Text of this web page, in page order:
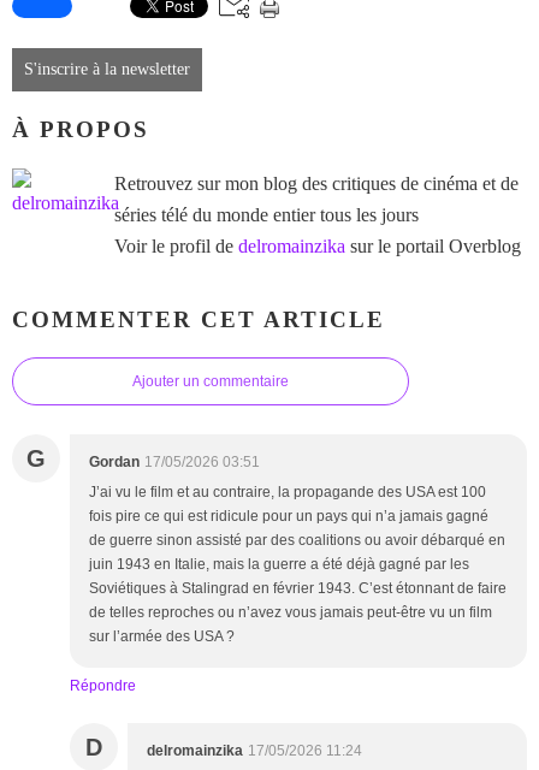
S'inscrire à la newsletter
À PROPOS
Retrouvez sur mon blog des critiques de cinéma et de
séries télé du monde entier tous les jours
Voir le profil de delromainzika sur le portail Overblog
COMMENTER CET ARTICLE
Ajouter un commentaire
G Gordan 17/05/2026 03:51
J’ai vu le film et au contraire, la propagande des USA est 100
fois pire ce qui est ridicule pour un pays qui n’a jamais gagné
de guerre sinon assisté par des coalitions ou avoir débarqué en
juin 1943 en Italie, mais la guerre a été déjà gagné par les
Soviétiques à Stalingrad en février 1943. C’est étonnant de faire
de telles reproches ou n’avez vous jamais peut-être vu un film
sur l’armée des USA ?
Répondre
D delromainzika 17/05/2026 11:24